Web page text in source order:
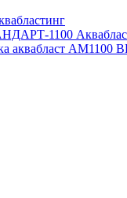
1100
аквабласт AM1100